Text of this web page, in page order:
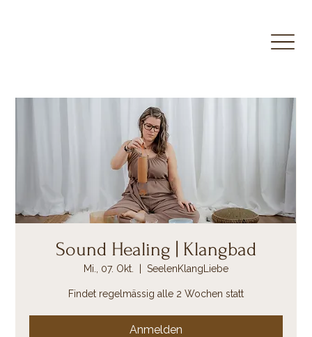
Sound Healing | Klangbad
Mi., 07. Okt. SeelenKlangLiebe
Findet regelmässig alle 2 Wochen statt
Anmelden